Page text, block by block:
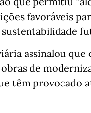
favoráveis
assinalou que
de
têm provocado